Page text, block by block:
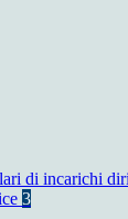
di incarichi
3